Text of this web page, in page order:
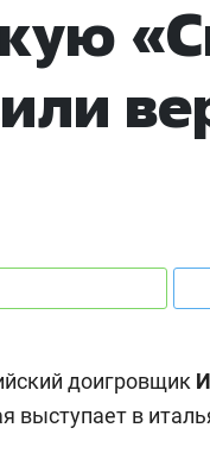
доигровщик
выступает в